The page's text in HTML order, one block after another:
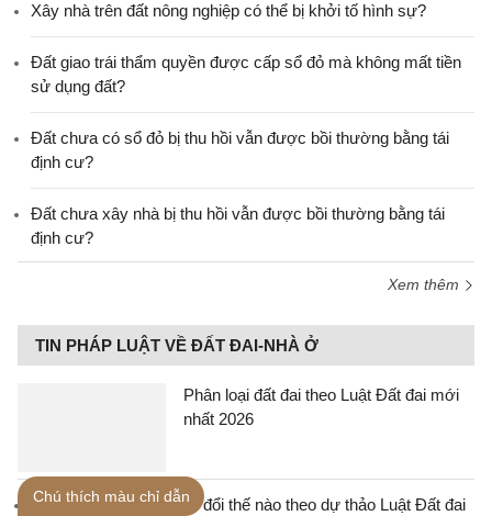
Xây nhà trên đất nông nghiệp có thể bị khởi tố hình sự?
Đất giao trái thẩm quyền được cấp sổ đỏ mà không mất tiền
sử dụng đất?
Đất chưa có sổ đỏ bị thu hồi vẫn được bồi thường bằng tái
định cư?
Đất chưa xây nhà bị thu hồi vẫn được bồi thường bằng tái
định cư?
Xem thêm
TIN PHÁP LUẬT VỀ ĐẤT ĐAI-NHÀ Ở
Phân loại đất đai theo Luật Đất đai mới
nhất 2026
Quy định về Sổ đỏ thay đổi thế nào theo dự thảo Luật Đất đai
Chú thích màu chỉ dẫn